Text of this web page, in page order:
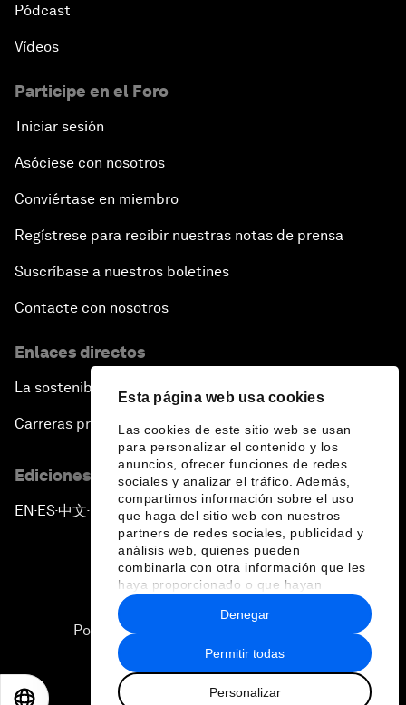
Esta página web usa cookies
Las cookies de este sitio web se usan
para personalizar el contenido y los
anuncios, ofrecer funciones de redes
sociales y analizar el tráfico. Además,
compartimos información sobre el uso
que haga del sitio web con nuestros
partners de redes sociales, publicidad y
análisis web, quienes pueden
combinarla con otra información que les
haya proporcionado o que hayan
recopilado a partir del uso que haya
hecho de sus servicios.
Permitir todas
Personalizar
Denegar
Pódcast
Vídeos
Participe en el Foro
Iniciar sesión
Asóciese con nosotros
Conviértase en miembro
Regístrese para recibir nuestras notas de prensa
Suscríbase a nuestros boletines
Contacte con nosotros
Enlaces directos
La sostenibilidad en el Foro
Carreras profesionales
Ediciones en otros idiomas
EN ▪ES▪中文▪ 日本語
Política de privacidad y normas de uso
Sitemap
2026 Foro Económico Mundial